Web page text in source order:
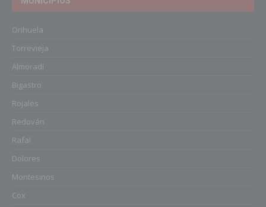
Orihuela
Torrevieja
Almoradí
Bigastro
Rojales
Redován
Rafal
Dolores
Montesinos
Cox